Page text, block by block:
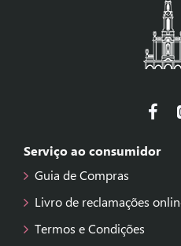
Serviço ao consumidor
Guia de Compras
Livro de reclamações
Termos e Condições